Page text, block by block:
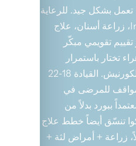
بشكل جيد. للرعاية
التخصّصية — Invisalign، زراعة أسنان، علاج
تقييم تقويمي مبكّر
تختار باستمرار
عيادات أكوا دنت على الكورنيش. القيادة 18-22
مواقف للمرضى في
ببورد بدلاً من
تنسّق أيضاً خطط علاج
زراعة + أمراض لثة +